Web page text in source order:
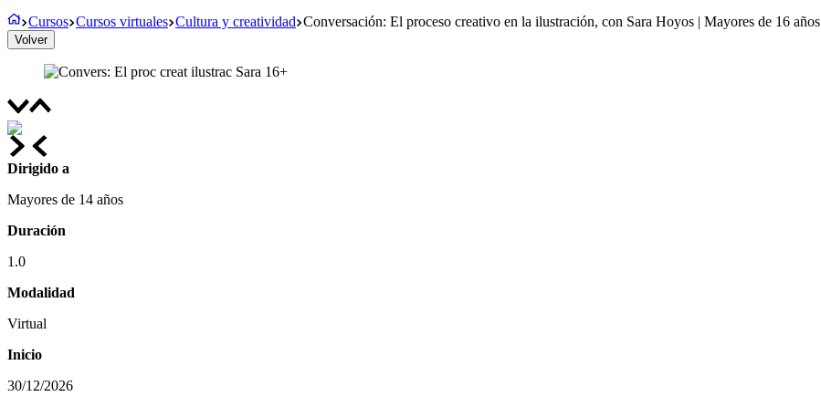
Cursos Cursos virtuales Cultura y creatividad Conversación: El proceso creativo en la ilustración, con Sara Hoyos | Mayores de 16 años
Volver
Dirigido a
Mayores de 14 años
Duración
1.0
Modalidad
Virtual
Inicio
30/12/2026